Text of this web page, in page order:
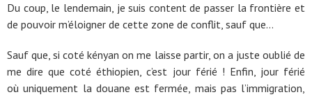
Du coup, le lendemain, je suis content de passer la frontière et
de pouvoir m’éloigner de cette zone de conflit, sauf que…
Sauf que, si coté kényan on me laisse partir, on a juste oublié de
me dire que coté éthiopien, c’est jour férié ! Enfin, jour férié
où uniquement la douane est fermée, mais pas l’immigration,